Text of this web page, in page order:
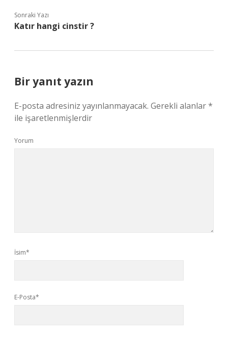
Sonraki Yazı
Katır hangi cinstir ?
Bir yanıt yazın
E-posta adresiniz yayınlanmayacak. Gerekli alanlar*
ile işaretlenmişlerdir
Yorum
İsim*
E-Posta*